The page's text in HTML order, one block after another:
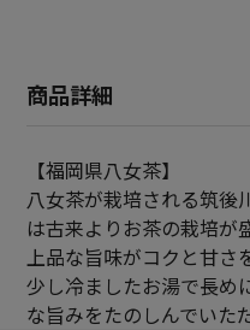
商品詳細
【福岡県八女茶】
八女茶が栽培される筑後
は古来よりお茶の栽培が
上品な旨味がコクと甘さ
少し冷ましたお湯で長め
な旨みをたのしんでいた